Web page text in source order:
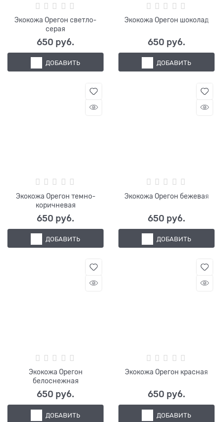
Экокожа Орегон светло-
серая
650 руб.
ДОБАВИТЬ
Экокожа Орегон шоколад
650 руб.
ДОБАВИТЬ
Экокожа Орегон темно-
коричневая
650 руб.
ДОБАВИТЬ
Экокожа Орегон бежевая
650 руб.
ДОБАВИТЬ
Экокожа Орегон
белоснежная
650 руб.
ДОБАВИТЬ
Экокожа Орегон красная
650 руб.
ДОБАВИТЬ